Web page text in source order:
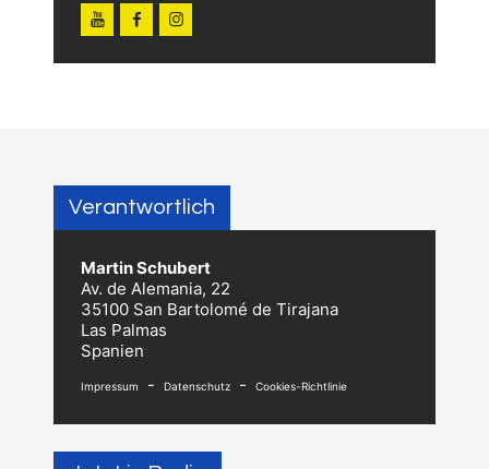
Verantwortlich
Martin Schubert
Av. de Alemania, 22
35100 San Bartolomé de Tirajana
Las Palmas
Spanien
Impressum - Datenschutz - Cookies-Richtlinie